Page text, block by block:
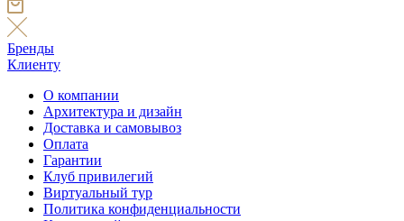
Бренды
Клиенту
О компании
Архитектура и дизайн
Доставка и самовывоз
Оплата
Гарантии
Клуб привилегий
Виртуальный тур
Политика конфиденциальности